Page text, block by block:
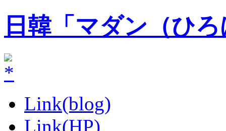
日韓「マダン（ひ
Link(blog)
Link(HP)